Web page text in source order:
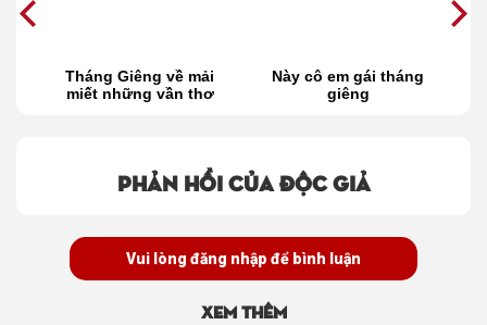
Tháng Giêng về mải
miết những vần thơ
Này cô em gái tháng
giêng
Phản hồi của độc giả
Vui lòng đăng nhập để bình luận
Xem thêm